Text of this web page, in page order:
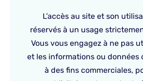
L’accès au site et son
réservés à un usage
Vous vous engagez à ne pas
et les informations ou données
à des fins commerciales,